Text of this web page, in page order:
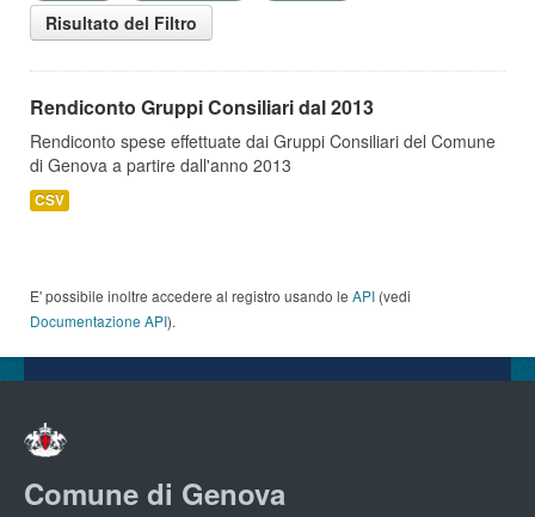
Risultato del Filtro
Rendiconto Gruppi Consiliari dal 2013
Rendiconto spese effettuate dai Gruppi Consiliari del Comune
di Genova a partire dall'anno 2013
CSV
E' possibile inoltre accedere al registro usando le API (vedi
Documentazione API).
Comune di Genova